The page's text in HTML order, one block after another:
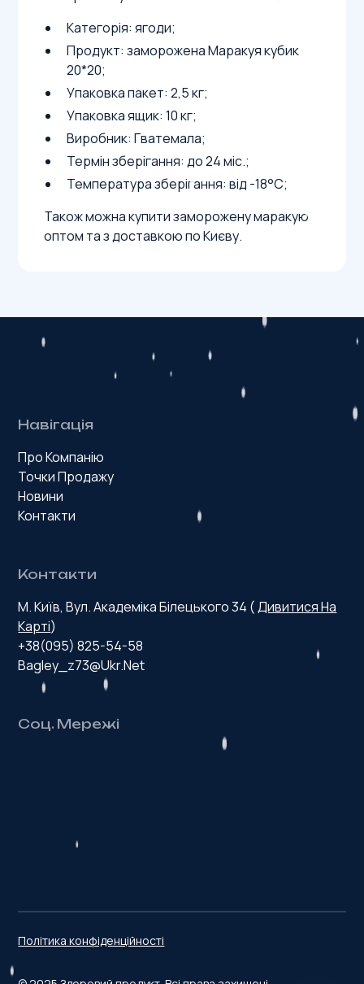
Категорія: ягоди;
Продукт: заморожена Маракуя кубик
20*20;
Упаковка пакет: 2,5 кг;
Упаковка ящик: 10 кг;
Виробник: Гватемала;
Термін зберігання: до 24 міс.;
Температура зберігання: від -18°С;
Також можна купити заморожену маракую
оптом та з доставкою по Києву.
Навігація
Про Компанію
Точки Продажу
Новини
Контакти
Контакти
М. Київ, Вул. Академіка Білецького 34 (Дивитися На
Карті)
+38(095) 825-54-58
Bagley_z73@ukr.net
Соц. Мережі
д
продукт
Політика конфіденційності